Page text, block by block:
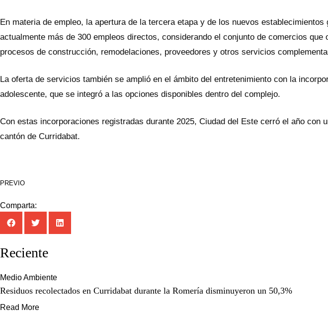
En materia de empleo, la apertura de la tercera etapa y de los nuevos
actualmente más de 300 empleos directos, considerando el conjunto de comercios
procesos de construcción, remodelaciones, proveedores y otros servicios
La oferta de servicios también se amplió en el ámbito del entretenimiento con la
adolescente, que se integró a las opciones disponibles dentro del complejo.
Con estas incorporaciones registradas durante 2025, Ciudad del Este cerró el año
cantón de Curridabat.
PREVIO
Comparta:
Reciente
Medio Ambiente
Residuos recolectados en Curridabat durante la Romería disminuyeron un 50,3%
Read More